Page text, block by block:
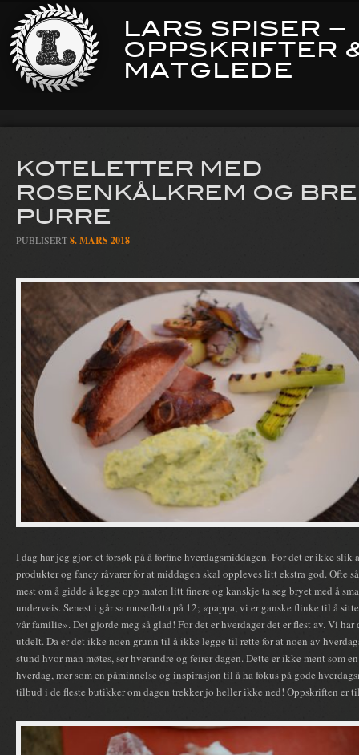
LARS SPISER –
OPPSKRIFTER
MATGLEDE
KOTELETTER MED
ROSENKÅLKREM OG
PURRE
PUBLISERT8. MARS 2018
I dag har jeg gjort et forsøk på å forfine hverdagsmiddagen. For det er ikke slik
produkter og fancy råvarer for at middagen skal oppleves litt ekstra god. Ofte
mest om å gidde å legge opp maten litt finere og kanskje ta seg bryet med å
underveis. Senest i går sa musefletta på 12; «pappa, vi er ganske flinke til å
vår familie». Det gjorde meg så glad! For det er hverdager det er flest av. Vi
utdelt. Da er det ikke noen grunn til å ikke legge til rette for at noen av
stund hvor man møtes, ser hverandre og feirer dagen. Dette er ikke ment som
hverdag, mer som en påminnelse og inspirasjon til å ha fokus på gode
tilbud i de fleste butikker om dagen trekker jo heller ikke ned! Oppskriften er